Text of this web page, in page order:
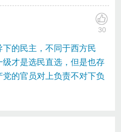
30
的民主，不同于西方民
才是选民直选，但是也存
的官员对上负责不对下负